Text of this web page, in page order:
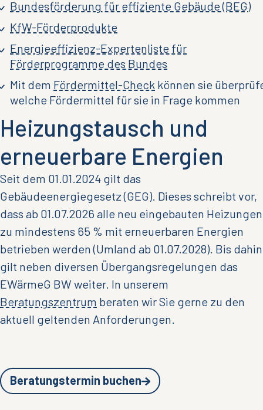
Bundesförderung für effiziente Gebäude (BEG)
KfW-Förderprodukte
Energieeffizienz-Expertenliste für
Förderprogramme des Bundes
Mit dem Fördermittel-Check können sie
welche Fördermittel für sie in Frage kommen
Heizungstausch und
erneuerbare Energien
Seit dem 01.01.2024 gilt das
Gebäudeenergiegesetz (GEG). Dieses schreibt vor,
dass ab 01.07.2026 alle neu eingebauten Heizungen
zu mindestens 65 % mit erneuerbaren Energien
betrieben werden (Umland ab 01.07.2028). Bis dahin
gilt neben diversen Übergangsregelungen das
EWärmeG BW weiter. In unserem
Beratungszentrum beraten wir Sie gerne zu den
aktuell geltenden Anforderungen.
Beratungstermin buchen